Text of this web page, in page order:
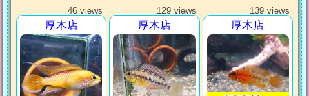
46 views
厚木店
129 views
厚木店
139 views
厚木店